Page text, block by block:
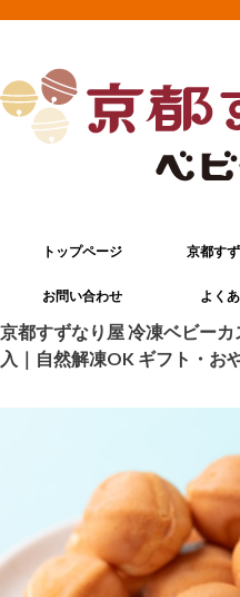
トップページ 京都す
お問い合わせ よく
京都すずなり屋 冷凍ベビー
入｜自然解凍OK ギフト・お